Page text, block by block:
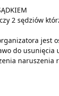
2 sędziów
jest
do usunięcia
naruszenia